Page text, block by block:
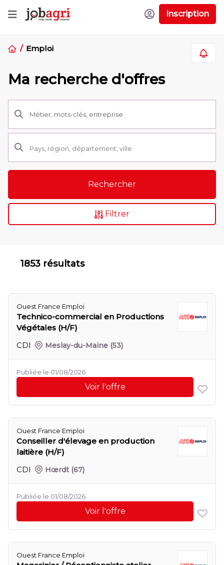
Inscription
Emploi
Ma recherche d'offres
Rechercher
Filtrer
1853 résultats
Ouest France Emploi
Technico-commercial en Productions
Végétales (H/F)
CDI
Meslay-du-Maine (53)
Publiée le 01/08/2026
Voir l'offre
Ouest France Emploi
Conseiller d'élevage en production
laitière (H/F)
CDI
Hœrdt (67)
Publiée le 01/08/2026
Voir l'offre
Ouest France Emploi